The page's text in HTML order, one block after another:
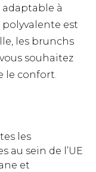
à
est
les brunchs
souhaitez
le confort.
les
au sein de l’UE
et